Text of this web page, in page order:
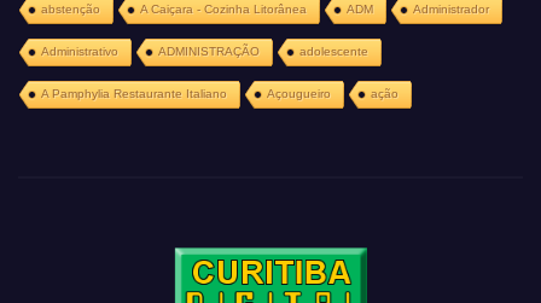
abstenção A Caiçara - Cozinha Litorânea ADM Administrador
Administrativo ADMINISTRAÇÃO adolescente
A Pamphylia Restaurante Italiano Açougueiro ação